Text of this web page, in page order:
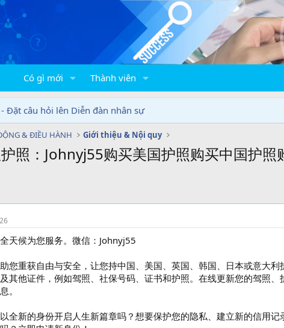
Có gì mới Thành viên
Đặt câu hỏi lên Diễn đàn nhân sự
& ĐIỀU HÀNH Giới thiệu & Nội quy
照：Johnyj55购买美国护照购买中国护
天候为您服务。微信：Johnyj55
您重获自由与安全，让您持中国、美国、英国、韩国、日本或意大
其他证件，例如驾照、社保号码、证书和护照。在线更新您的驾照
。
全新的身份开启人生新篇章吗？想要保护您的隐私、建立新的信用